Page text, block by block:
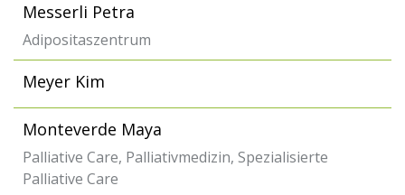
Messerli Petra
Adipositaszentrum
Meyer Kim
Monteverde Maya
Palliative Care, Palliativmedizin, Spezialisierte
Palliative Care